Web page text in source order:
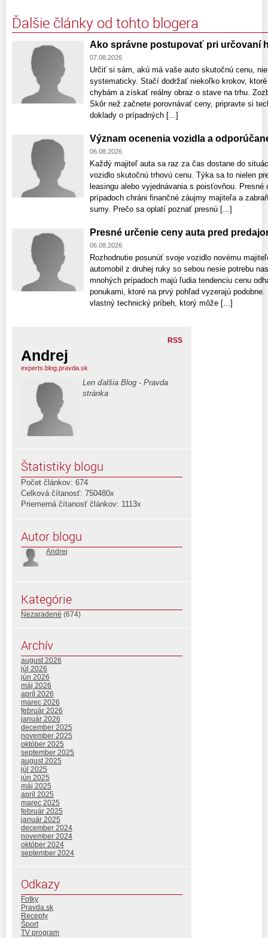
Ďalšie články od tohto blogera
Ako správne postupovať pri určovaní
07.08.2026
Určiť si sám, akú má vaše auto skutočnú cenu,
systematicky. Stačí dodržať niekoľko krokov,
chybám a získať reálny obraz o stave na trhu.
Skôr než začnete porovnávať ceny, pripravte si
doklady o prípadných [...]
Význam ocenenia vozidla a
06.08.2026
Každý majiteľ auta sa raz za čas dostane do
vozidlo skutočnú trhovú cenu. Týka sa to nielen
leasingu alebo vyjednávania s poisťovňou.
prípadoch chráni finančné záujmy majiteľa a
sumy. Prečo sa oplatí poznať presnú [...]
Presné určenie ceny auta pred
06.08.2026
Rozhodnutie posunúť svoje vozidlo novému
automobil z druhej ruky so sebou nesie potrebu
mnohých prípadoch majú ľudia tendenciu cenu
ponukami, ktoré na prvý pohľad vyzerajú
vlastný technický príbeh, ktorý môže [...]
RSS
Andrej
experts.blog.pravda.sk
Len ďalšia Blog - Pravda
stránka
Štatistiky blogu
Počet článkov: 674
Celková čítanosť: 750480x
Priemerná čítanosť článkov: 1113x
Autor blogu
Andrej
Kategórie
Nezaradené (674)
Archív
august 2026
júl 2026
jún 2026
máj 2026
apríl 2026
marec 2026
február 2026
január 2026
december 2025
november 2025
október 2025
september 2025
august 2025
júl 2025
jún 2025
máj 2025
apríl 2025
marec 2025
február 2025
január 2025
december 2024
november 2024
október 2024
september 2024
Odkazy
Fotky
Pravda.sk
Recepty
Šport
TV program